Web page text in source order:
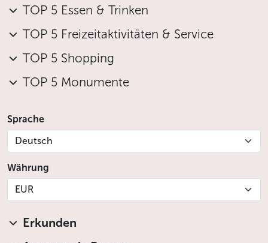
TOP 5 Essen & Trinken
TOP 5 Freizeitaktivitäten & Service
TOP 5 Shopping
TOP 5 Monumente
Sprache
Deutsch
Währung
EUR
Erkunden